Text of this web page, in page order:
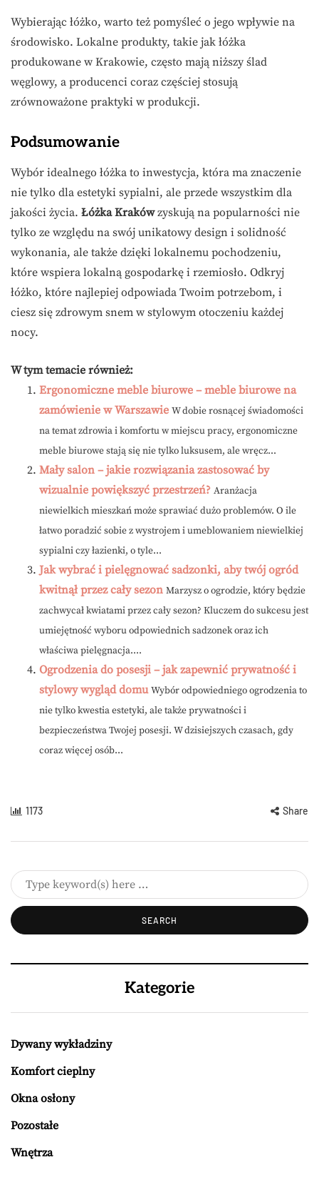
Wybierając łóżko, warto też pomyśleć o jego wpływie na
środowisko. Lokalne produkty, takie jak łóżka
produkowane w Krakowie, często mają niższy ślad
węglowy, a producenci coraz częściej stosują
zrównoważone praktyki w produkcji.
Podsumowanie
Wybór idealnego łóżka to inwestycja, która ma znaczenie
nie tylko dla estetyki sypialni, ale przede wszystkim dla
jakości życia. Łóżka Krakówzyskują na popularności nie
tylko ze względu na swój unikatowy design i solidność
wykonania, ale także dzięki lokalnemu pochodzeniu,
które wspiera lokalną gospodarkę i rzemiosło. Odkryj
łóżko, które najlepiej odpowiada Twoim potrzebom, i
ciesz się zdrowym snem w stylowym otoczeniu każdej
nocy.
W tym temacie również:
Ergonomiczne meble biurowe – meble biurowe na
zamówienie w Warszawie W dobie rosnącej świadomości
na temat zdrowia i komfortu w miejscu pracy, ergonomiczne
meble biurowe stają się nie tylko luksusem, ale wręcz...
Mały salon – jakie rozwiązania zastosować by
wizualnie powiększyć przestrzeń? Aranżacja
niewielkich mieszkań może sprawiać dużo problemów. O ile
łatwo poradzić sobie z wystrojem i umeblowaniem niewielkiej
sypialni czy łazienki, o tyle...
Jak wybrać i pielęgnować sadzonki, aby twój ogród
kwitnął przez cały sezon Marzysz o ogrodzie, który będzie
zachwycał kwiatami przez cały sezon? Kluczem do sukcesu jest
umiejętność wyboru odpowiednich sadzonek oraz ich
właściwa pielęgnacja....
Ogrodzenia do posesji – jak zapewnić prywatność i
stylowy wygląd domu Wybór odpowiedniego ogrodzenia to
nie tylko kwestia estetyki, ale także prywatności i
bezpieczeństwa Twojej posesji. W dzisiejszych czasach, gdy
coraz więcej osób...
1173 Share
Kategorie
Dywany wykładziny
Komfort cieplny
Okna osłony
Pozostałe
Wnętrza